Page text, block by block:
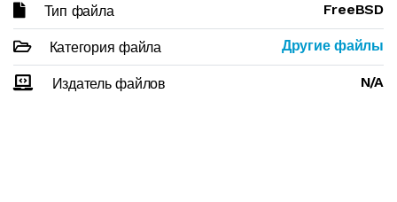
Тип файла FreeBSD
Категория файла Другие файлы
Издатель файлов N/A